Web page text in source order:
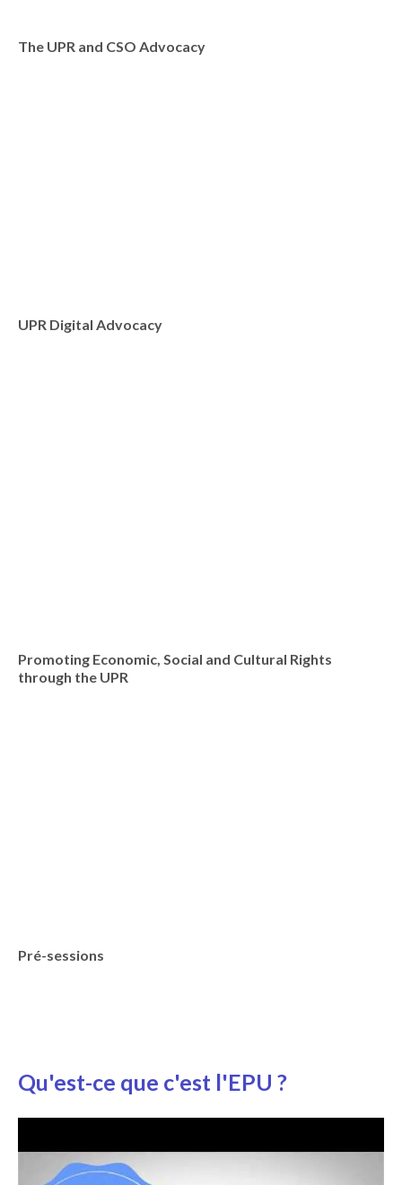
The UPR and CSO Advocacy
UPR Digital Advocacy
Promoting Economic, Social and Cultural Rights
through the UPR
Pré-sessions
Qu'est-ce que c'est l'EPU ?